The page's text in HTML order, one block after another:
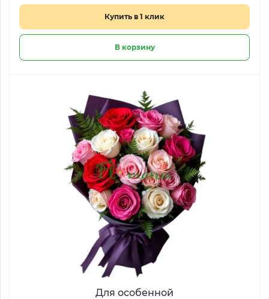
Купить в 1 клик
В корзину
Для особенной